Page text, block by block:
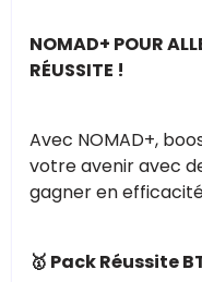
NOMAD+ POUR
RÉUSSITE !
Avec NOMAD+,
votre avenir avec
gagner en
🥇 Pack Réussite